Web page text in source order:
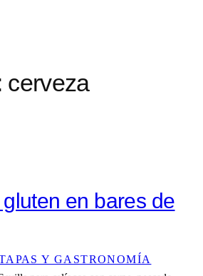
cerveza
en bares de
Y GASTRONOMÍA